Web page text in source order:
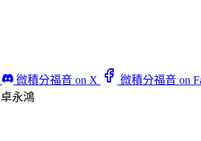
微積分福音 on X
微積分福音 on
永鴻